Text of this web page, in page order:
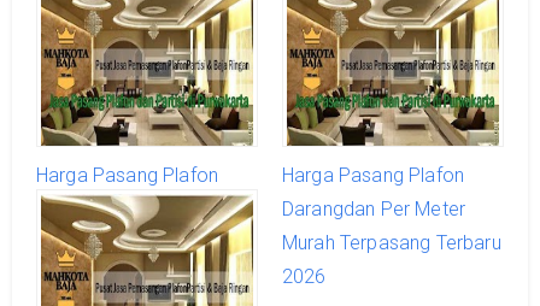
Harga Pasang Plafon
Cibatu Per Meter Murah
Terpasang Terbaru 2026
Harga Pasang Plafon
Darangdan Per Meter
Murah Terpasang Terbaru
2026